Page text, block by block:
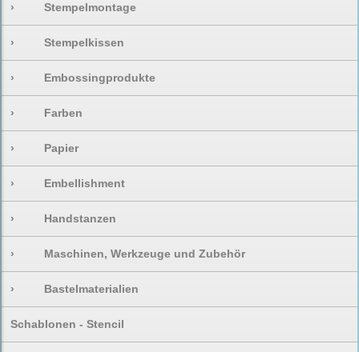
› Stempelmontage
› Stempelkissen
› Embossingprodukte
› Farben
› Papier
› Embellishment
› Handstanzen
› Maschinen, Werkzeuge und Zubehör
› Bastelmaterialien
Schablonen - Stencil